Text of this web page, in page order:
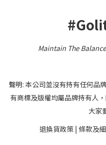
Maintain The
聲明: 本公司並沒有持有任何品
有商標及版權均屬品牌持有人
大家
退換貨政策 | 條款及